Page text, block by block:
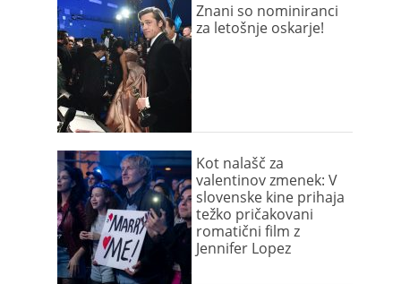
Znani so nominiranci
za letošnje oskarje!
Kot nalašč za
valentinov zmenek: V
slovenske kine prihaja
težko pričakovani
romatični film z
Jennifer Lopez